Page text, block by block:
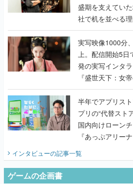
んだレジェンド2
実写映像1000分
上。配信開始5日
発の実写インタ
『盛世天下：女
うこだわりをプ
半年でアプリストア
プリの“代替スト
国内向けローン
『あっぷアリー
てみた
インタビューの記事一覧
『アビス』は、
な開発資料とと